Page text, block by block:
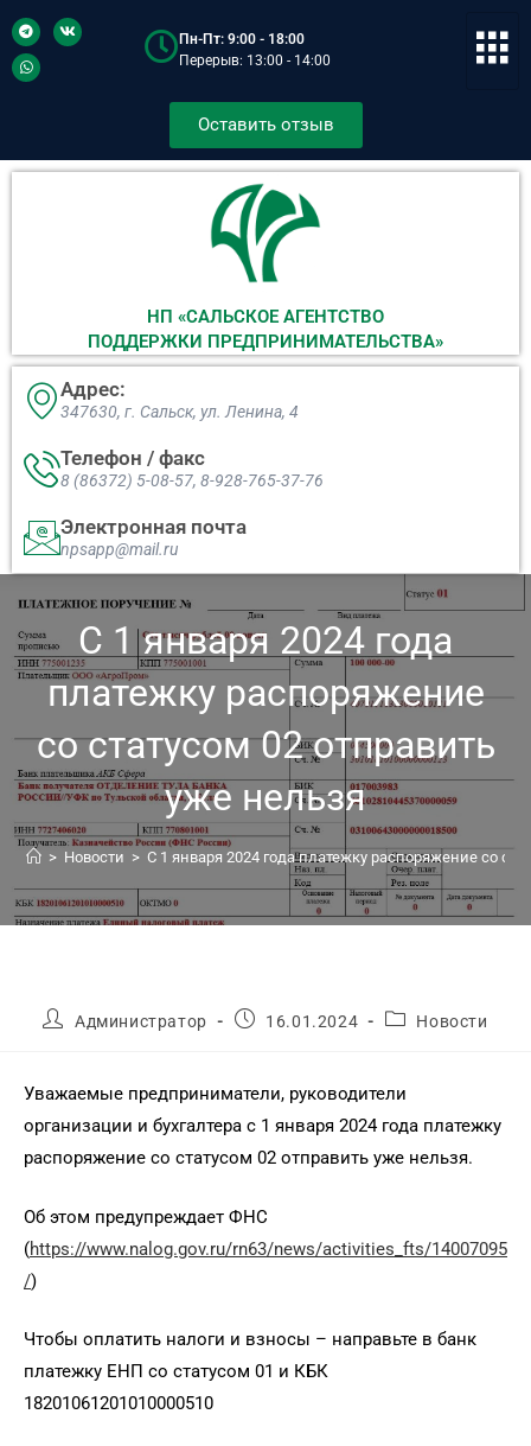
Пн-Пт: 9:00 - 18:00
Перерыв: 13:00 - 14:00
Оставить отзыв
НП «САЛЬСКОЕ АГЕНТСТВО
ПОДДЕРЖКИ ПРЕДПРИНИМАТЕЛЬСТВА»
Адрес:
347630, г. Сальск, ул. Ленина, 4​
Телефон / факс
8 (86372) 5-08-57, 8-928-765-37-76
Электронная почта
npsapp@mail.ru
С 1 января 2024 года
платежку распоряжение
со статусом 02 отправить
уже нельзя
> Новости > С 1 января 2024 года платежку распоряжение со
Администратор 16.01.2024 Новости
Уважаемые предприниматели, руководители
организации и бухгалтера с 1 января 2024 года платежку
распоряжение со статусом 02 отправить уже нельзя.
Об этом предупреждает ФНС
(https://www.nalog.gov.ru/rn63/news/activities_fts/14007095
/)
Чтобы оплатить налоги и взносы – направьте в банк
платежку ЕНП со статусом 01 и КБК
18201061201010000510